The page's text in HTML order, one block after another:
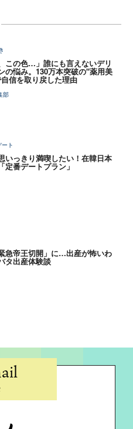
この色…」誰にも言えないデリ
の悩み。130万本突破の"薬用美
信を取り戻した理由
部
ト
いっきり満喫したい！在韓日本
定番デートプラン」
急帝王切開」に…出産が怖いわ
タ出産体験談